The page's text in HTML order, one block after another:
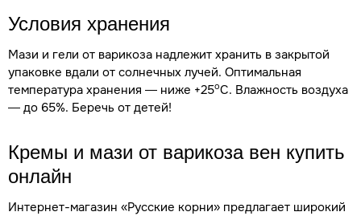
Условия хранения
Мази и гели от варикоза надлежит хранить в закрытой
упаковке вдали от солнечных лучей. Оптимальная
температура хранения — ниже +25оС. Влажность воздуха
— до 65%. Беречь от детей!
Кремы и мази от варикоза вен купить
онлайн
Интернет-магазин «Русские корни» предлагает широкий